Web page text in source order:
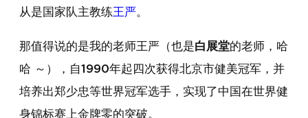
从是国家队主教练王严。
那值得说的是我的老师王严（也是白展堂的老师，哈
哈 ～），自1990年起四次获得北京市健美冠军，并
培养出郑少忠等世界冠军选手，实现了中国在世界健
身锦标赛上金牌零的突破。